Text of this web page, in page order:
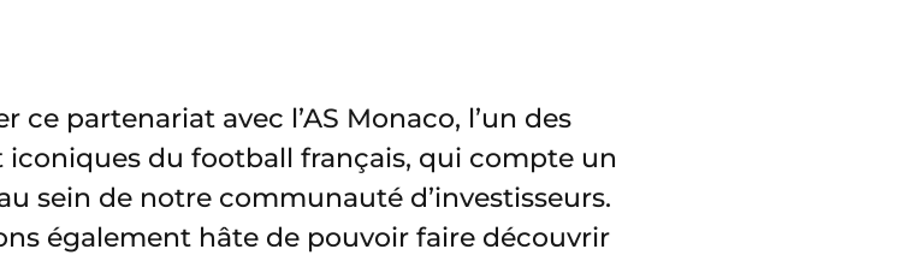
ce partenariat avec l’AS Monaco, l’un des
iconiques du football français, qui compte un
sein de notre communauté d’investisseurs.
également hâte de pouvoir faire découvrir